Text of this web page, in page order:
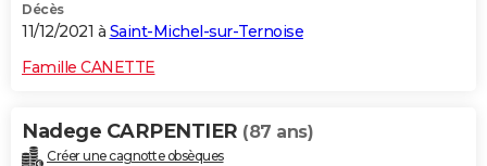
Décès
11/12/2021 à Saint-Michel-sur-Ternoise
Famille CANETTE
Nadege CARPENTIER (87 ans)
Créer une cagnotte obsèques